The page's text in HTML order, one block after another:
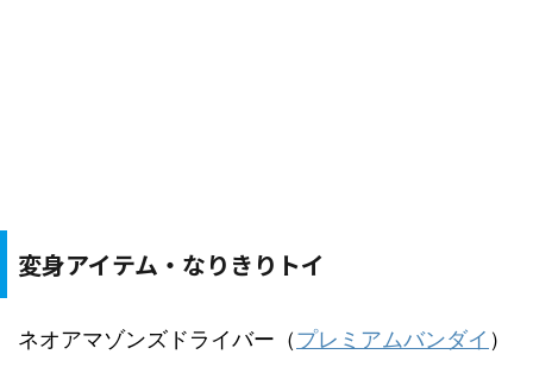
変身アイテム・なりきりトイ
ネオアマゾンズドライバー（プレミアムバンダイ ）